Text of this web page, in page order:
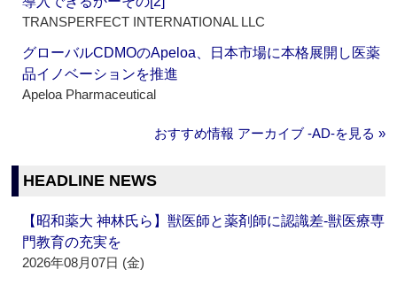
TRANSPERFECT INTERNATIONAL LLC
グローバルCDMOのApeloa、日本市場に本格展開し医薬
品イノベーションを推進
Apeloa Pharmaceutical
おすすめ情報 アーカイブ ‐AD‐を見る »
HEADLINE NEWS
【昭和薬大 神林氏ら】獣医師と薬剤師に認識差‐獣医療専
門教育の充実を
2026年08月07日 (金)